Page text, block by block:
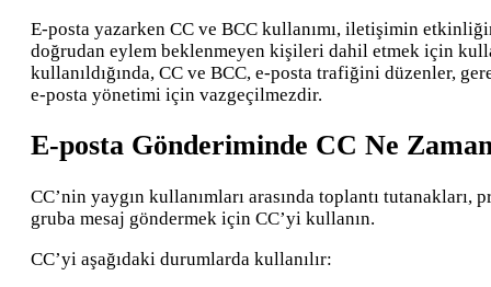
E-posta yazarken CC ve BCC kullanımı, iletişimin
doğrudan eylem beklenmeyen kişileri dahil etmek için
kullanıldığında, CC ve BCC, e-posta trafiğini
e-posta yönetimi için vazgeçilmezdir.
E-posta Gönderiminde CC Ne
CC’nin yaygın kullanımları arasında toplantı
gruba mesaj göndermek için CC’yi kullanın.
CC’yi aşağıdaki durumlarda kullanılır: